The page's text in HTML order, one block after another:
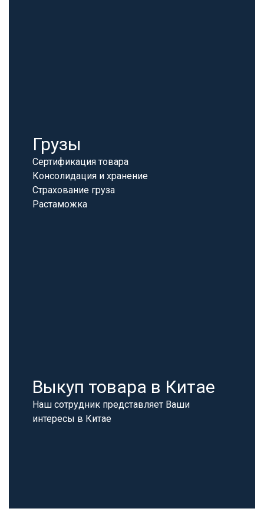
Грузы
Сертификация товара
Консолидация и хранение
Страхование груза
Растаможка
Выкуп товара в Китае
Наш сотрудник представляет Ваши
интересы в Китае